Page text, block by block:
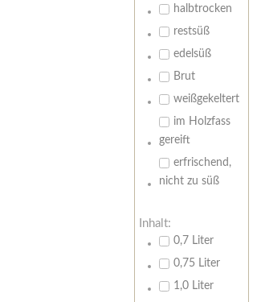
halbtrocken
restsüß
edelsüß
Brut
weißgekeltert
im Holzfass
gereift
erfrischend,
nicht zu süß
Inhalt:
0,7 Liter
0,75 Liter
1,0 Liter